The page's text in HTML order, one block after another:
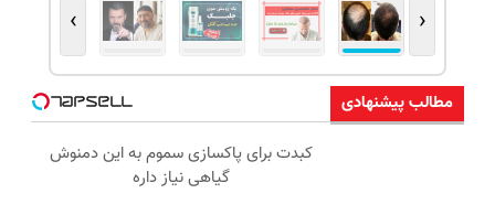
‹
›
مطالب پیشنهادی
کبدت برای پاکسازی سموم به این دمنوش
گیاهی نیاز داره